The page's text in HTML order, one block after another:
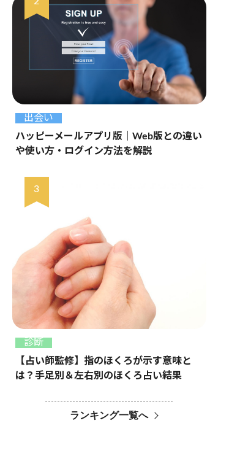
出会い
ハッピーメールアプリ版｜Web版との違い
や使い方・ログイン方法を解説
診断
【占い師監修】指のほくろが示す意味と
は？手足別＆左右別のほくろ占い結果
ランキング一覧へ